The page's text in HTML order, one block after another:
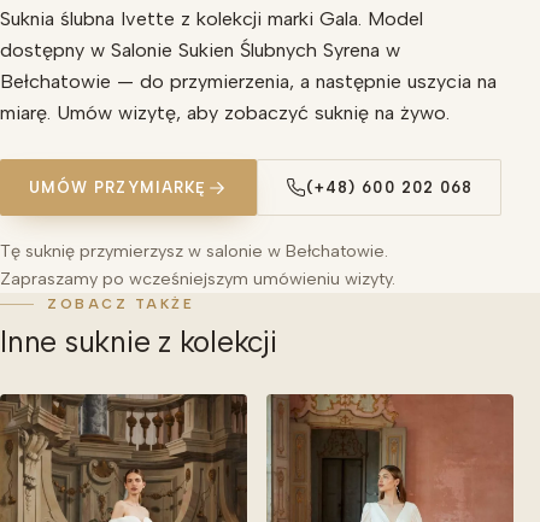
Suknia ślubna Ivette z kolekcji marki Gala. Model
dostępny w Salonie Sukien Ślubnych Syrena w
Bełchatowie — do przymierzenia, a następnie uszycia na
miarę. Umów wizytę, aby zobaczyć suknię na żywo.
UMÓW PRZYMIARKĘ (+48) 600 202 068
Tę suknię przymierzysz w salonie w Bełchatowie.
Zapraszamy po wcześniejszym umówieniu wizyty.
ZOBACZ TAKŻE
Inne suknie z kolekcji